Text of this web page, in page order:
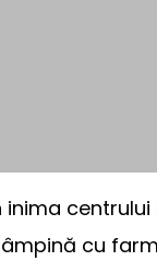
inima
cu